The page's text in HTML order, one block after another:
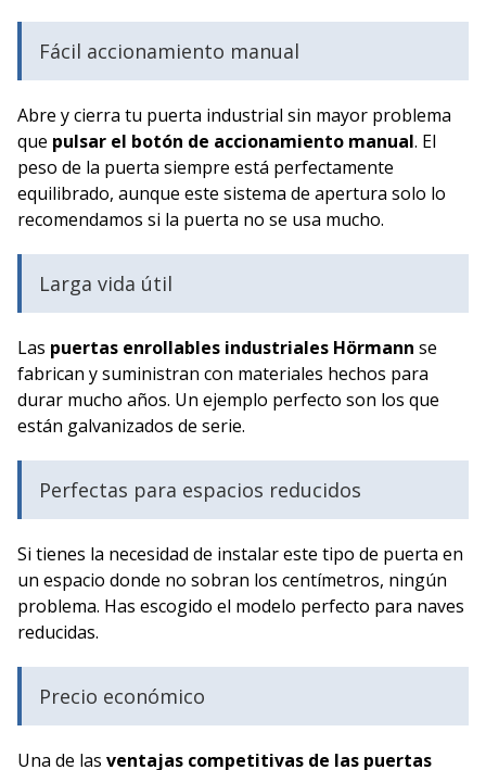
Fácil accionamiento manual
Abre y cierra tu puerta industrial sin mayor problema
que pulsar el botón de accionamiento manual. El
peso de la puerta siempre está perfectamente
equilibrado, aunque este sistema de apertura solo lo
recomendamos si la puerta no se usa mucho.
Larga vida útil
Las puertas enrollables industriales Hörmann se
fabrican y suministran con materiales hechos para
durar mucho años. Un ejemplo perfecto son los que
están galvanizados de serie.
Perfectas para espacios reducidos
Si tienes la necesidad de instalar este tipo de puerta en
un espacio donde no sobran los centímetros, ningún
problema. Has escogido el modelo perfecto para naves
reducidas.
Precio económico
Una de las ventajas competitivas de las puertas